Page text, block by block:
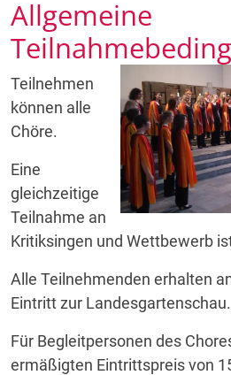
Allgemeine
Teilnehmen
können alle
Chöre.
Eine
gleichzeitige
Teilnahme an
Kritiksingen und Wettbewerb
Alle Teilnehmenden erhalten
Eintritt zur Landesgartenschau.
Für Begleitpersonen des
ermäßigten Eintrittspreis von